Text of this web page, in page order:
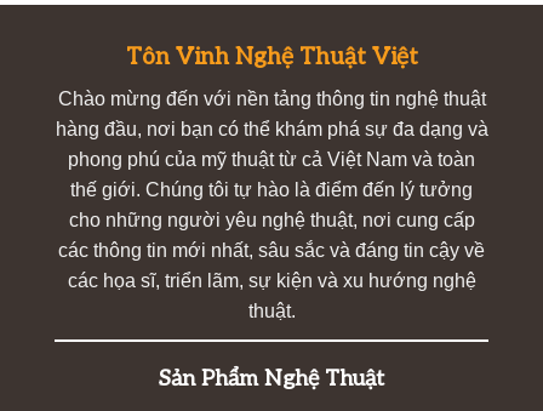
Tôn Vinh Nghệ Thuật Việt
Chào mừng đến với nền tảng thông tin nghệ thuật
hàng đầu, nơi bạn có thể khám phá sự đa dạng và
phong phú của mỹ thuật từ cả Việt Nam và toàn
thế giới. Chúng tôi tự hào là điểm đến lý tưởng
cho những người yêu nghệ thuật, nơi cung cấp
các thông tin mới nhất, sâu sắc và đáng tin cậy về
các họa sĩ, triển lãm, sự kiện và xu hướng nghệ
thuật.
Sản Phẩm Nghệ Thuật